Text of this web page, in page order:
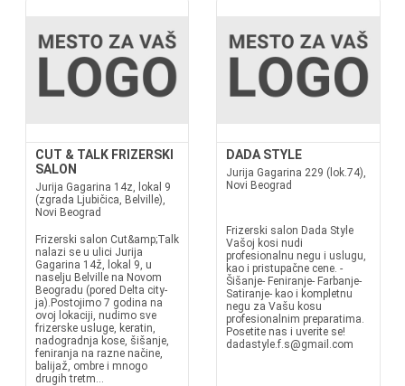
CUT & TALK FRIZERSKI
SALON
Jurija Gagarina 14z, lokal 9
(zgrada Ljubičica, Belville),
Novi Beograd
Frizerski salon Cut&amp;Talk
nalazi se u ulici Jurija
Gagarina 14ž, lokal 9, u
naselju Belville na Novom
Beogradu (pored Delta city-
ja).Postojimo 7 godina na
ovoj lokaciji, nudimo sve
frizerske usluge, keratin,
nadogradnja kose, šišanje,
feniranja na razne načine,
balijaž, ombre i mnogo
drugih tretm...
DADA STYLE
Jurija Gagarina 229 (lok.74),
Novi Beograd
Frizerski salon Dada Style
Vašoj kosi nudi
profesionalnu negu i uslugu,
kao i pristupačne cene. -
Šišanje- Feniranje- Farbanje-
Satiranje- kao i kompletnu
negu za Vašu kosu
profesionalnim preparatima.
Posetite nas i uverite se!
dadastyle.f.s@gmail.com